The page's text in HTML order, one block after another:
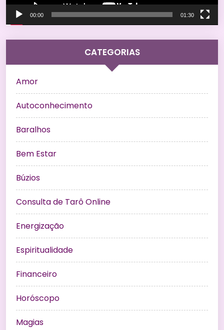
00:00 01:30
CATEGORIAS
Amor
Autoconhecimento
Baralhos
Bem Estar
Búzios
Consulta de Tarô Online
Energização
Espiritualidade
Financeiro
Horóscopo
Magias